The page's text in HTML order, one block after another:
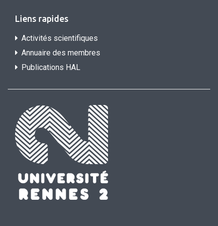
Liens rapides
Activités scientifiques
Annuaire des membres
Publications HAL